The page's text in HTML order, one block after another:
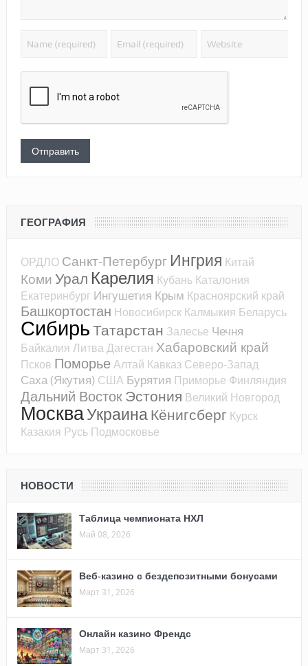
ГЕОГРАФИЯ
ОРДЛО Санкт-Петербург Ингрия Китай
Коми Урал Карелия Кубань Каталония
Екатеринбург Ингушетия Крым Красноярский край
Башкортостан Новосибирск Калмыкия Беларусь
СибирьТатарстан Залесье Чечня
Байкалия ЛитваДагестан Хабаровский край
Псков ПоморьеАлтай Кавказ Северо-Запад
Саха (Якутия) США Бурятия Приморье Финляндия
Дальний ВостокЭстония Великий Новгород
МоскваУкраинаКёнигсберг Курск
Казакия Русь Подмосковье
НОВОСТИ
Таблица чемпионата НХЛ
Май 08, 2026
Веб-казино с бездепозитными бонусами
Март 31, 2026
Онлайн казино Френдс
Март 31, 2026